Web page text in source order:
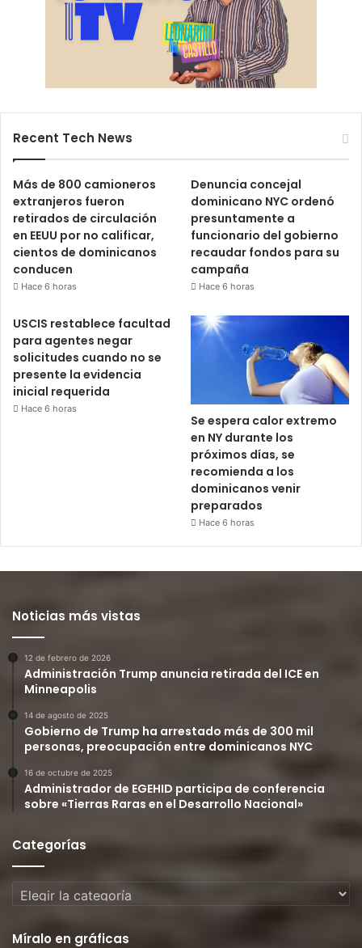
Recent Tech News
Más de 800 camioneros
extranjeros fueron
retirados de circulación
en EEUU por no calificar,
cientos de dominicanos
conducen
Hace 6 horas
Denuncia concejal
dominicano NYC ordenó
presuntamente a
funcionario del gobierno
recaudar fondos para su
campaña
Hace 6 horas
USCIS restablece facultad
para agentes negar
solicitudes cuando no se
presente la evidencia
inicial requerida
Hace 6 horas
Se espera calor extremo
en NY durante los
próximos días, se
recomienda a los
dominicanos venir
preparados
Hace 6 horas
Noticias más vistas
12 de febrero de 2026
Administración Trump anuncia retirada del ICE en
Minneapolis
14 de agosto de 2025
Gobierno de Trump ha arrestado más de 300 mil
personas, preocupación entre dominicanos NYC
16 de octubre de 2025
Administrador de EGEHID participa de conferencia
sobre «Tierras Raras en el Desarrollo Nacional»
Categorías
Categorías
Míralo en gráficas